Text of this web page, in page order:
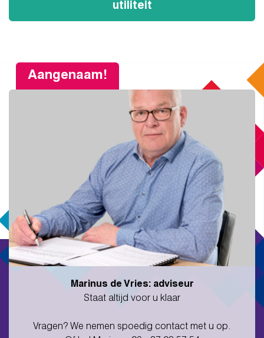
utiliteit
Aangenaam!
Marinus de Vries: adviseur
Staat altijd voor u klaar
Vragen? We nemen spoedig contact met u op.